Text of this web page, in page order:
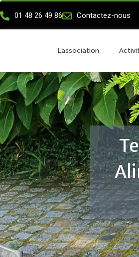
01 48 26 49 86 Contactez-nous
L’association